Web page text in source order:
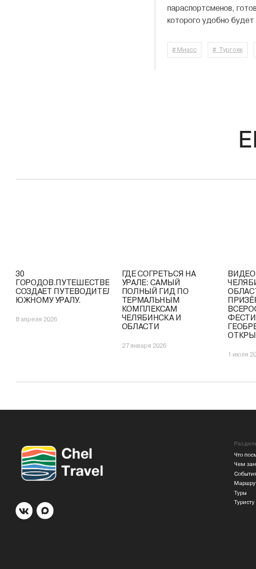
параспортсменов,
которого удобно будет
# Миасс # Тургояк
30
ГОРОДОВ.ПУТЕШЕСТВЕННИЦА
СОЗДАЕТ ПУТЕВОДИТЕЛЬ ПО
ЮЖНОМУ УРАЛУ.
8 апреля 2026
ГДЕ СОГРЕТЬСЯ НА
УРАЛЕ: САМЫЙ
ПОЛНЫЙ ГИД ПО
ТЕРМАЛЬНЫМ
КОМПЛЕКСАМ
ЧЕЛЯБИНСКА И
ОБЛАСТИ
27 января 2026
1 июля
Что
Чем
Туры
Туристу